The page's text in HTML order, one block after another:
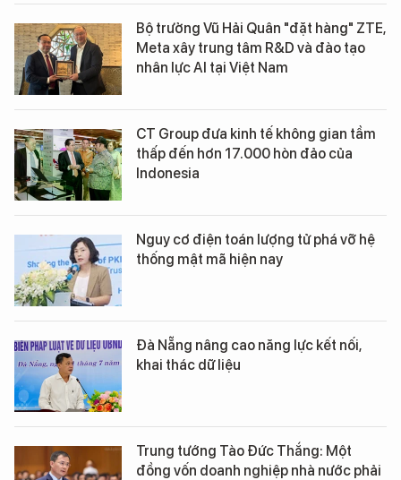
Bộ trưởng Vũ Hải Quân "đặt hàng" ZTE,
Meta xây trung tâm R&D và đào tạo
nhân lực AI tại Việt Nam
CT Group đưa kinh tế không gian tầm
thấp đến hơn 17.000 hòn đảo của
Indonesia
Nguy cơ điện toán lượng tử phá vỡ hệ
thống mật mã hiện nay
Đà Nẵng nâng cao năng lực kết nối,
khai thác dữ liệu
Trung tướng Tào Đức Thắng: Một
đồng vốn doanh nghiệp nhà nước phải